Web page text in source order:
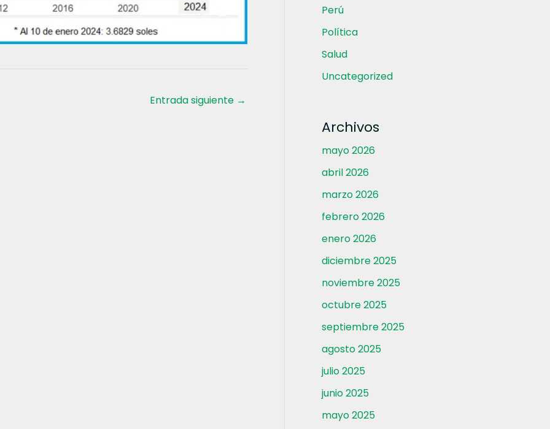
Entrada siguiente →
Perú
Política
Salud
Uncategorized
Archivos
mayo 2026
abril 2026
marzo 2026
febrero 2026
enero 2026
diciembre 2025
noviembre 2025
octubre 2025
septiembre 2025
agosto 2025
julio 2025
junio 2025
mayo 2025